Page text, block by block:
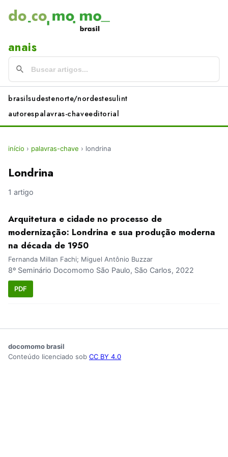
anais
brasilsudestenorte/nordestesulint
autorespalavras-chaveeditorial
início › palavras-chave › londrina
Londrina
1 artigo
Arquitetura e cidade no processo de
modernização: Londrina e sua produção moderna
na década de 1950
Fernanda Millan Fachi; Miguel Antônio Buzzar
8º Seminário Docomomo São Paulo, São Carlos, 2022
PDF
docomomo brasil
Conteúdo licenciado sob CC BY 4.0